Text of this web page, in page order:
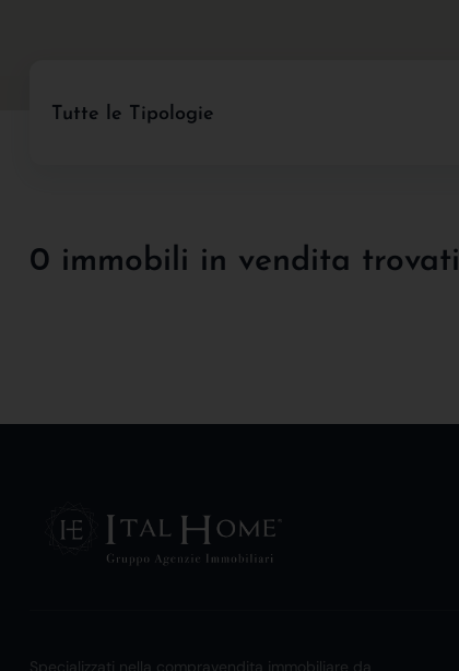
Tutte le Tipologie
0 immobili in vendita trovati